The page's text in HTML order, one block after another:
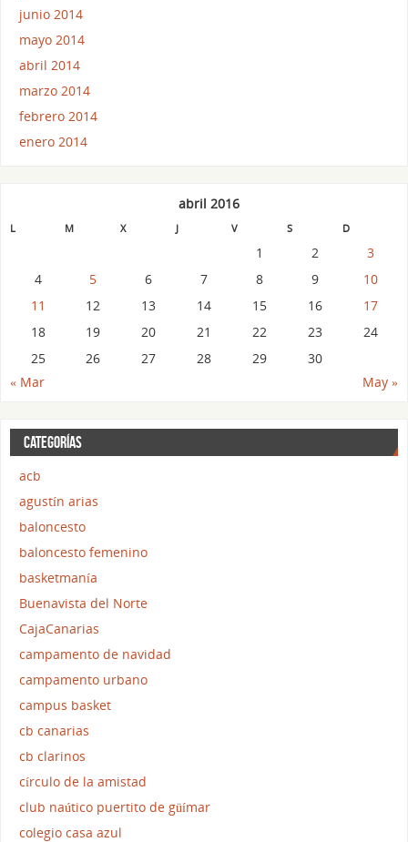
junio 2014
mayo 2014
abril 2014
marzo 2014
febrero 2014
enero 2014
abril 2016
L M X J V S D
« Mar May »
1 2
3
4
5 6 7 8 9
10
11
12 13 14 15 16
17
18
19 20 21 22 23
24
25
26 27 28 29 30
CATEGORÍAS
acb
agustín arias
baloncesto
baloncesto femenino
basketmanía
Buenavista del Norte
CajaCanarias
campamento de navidad
campamento urbano
campus basket
cb canarias
cb clarinos
círculo de la amistad
club naútico puertito de güímar
colegio casa azul